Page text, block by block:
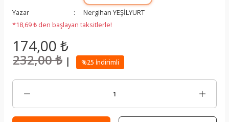
Yazar
Nergihan YEŞİLYURT
*18,69 ₺ den başlayan taksitlerle!
174,00 ₺
232,00 ₺ | %25 İndirimli